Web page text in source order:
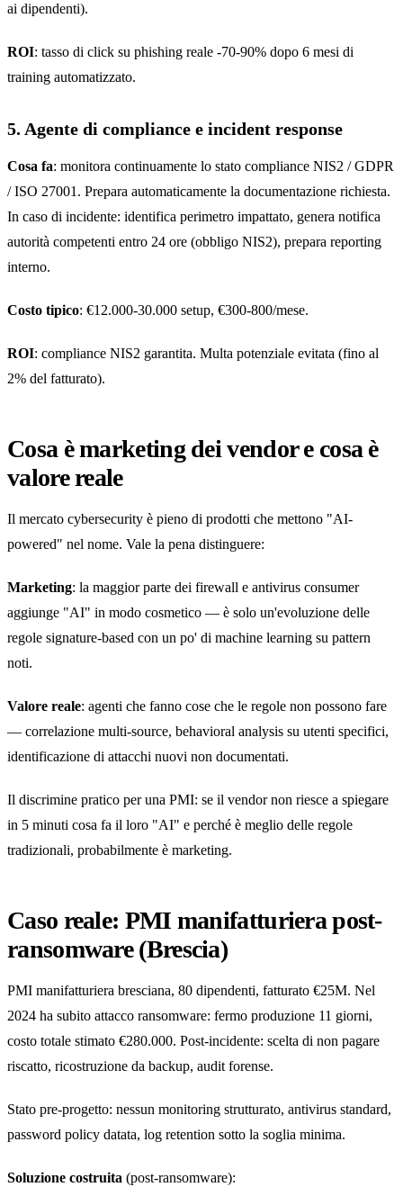
ai dipendenti).
ROI: tasso di click su phishing reale -70-90% dopo 6 mesi di
training automatizzato.
5. Agente di compliance e incident response
Cosa fa: monitora continuamente lo stato compliance NIS2 / GDPR
/ ISO 27001. Prepara automaticamente la documentazione richiesta.
In caso di incidente: identifica perimetro impattato, genera notifica
autorità competenti entro 24 ore (obbligo NIS2), prepara reporting
interno.
Costo tipico: €12.000-30.000 setup, €300-800/mese.
ROI: compliance NIS2 garantita. Multa potenziale evitata (fino al
2% del fatturato).
Cosa è marketing dei vendor e cosa è
valore reale
Il mercato cybersecurity è pieno di prodotti che mettono "AI-
powered" nel nome. Vale la pena distinguere:
Marketing: la maggior parte dei firewall e antivirus consumer
aggiunge "AI" in modo cosmetico — è solo un'evoluzione delle
regole signature-based con un po' di machine learning su pattern
noti.
Valore reale: agenti che fanno cose che le regole non possono fare
— correlazione multi-source, behavioral analysis su utenti specifici,
identificazione di attacchi nuovi non documentati.
Il discrimine pratico per una PMI: se il vendor non riesce a spiegare
in 5 minuti cosa fa il loro "AI" e perché è meglio delle regole
tradizionali, probabilmente è marketing.
Caso reale: PMI manifatturiera post-
ransomware (Brescia)
PMI manifatturiera bresciana, 80 dipendenti, fatturato €25M. Nel
2024 ha subito attacco ransomware: fermo produzione 11 giorni,
costo totale stimato €280.000. Post-incidente: scelta di non pagare
riscatto, ricostruzione da backup, audit forense.
Stato pre-progetto: nessun monitoring strutturato, antivirus standard,
password policy datata, log retention sotto la soglia minima.
Soluzione costruita (post-ransomware):